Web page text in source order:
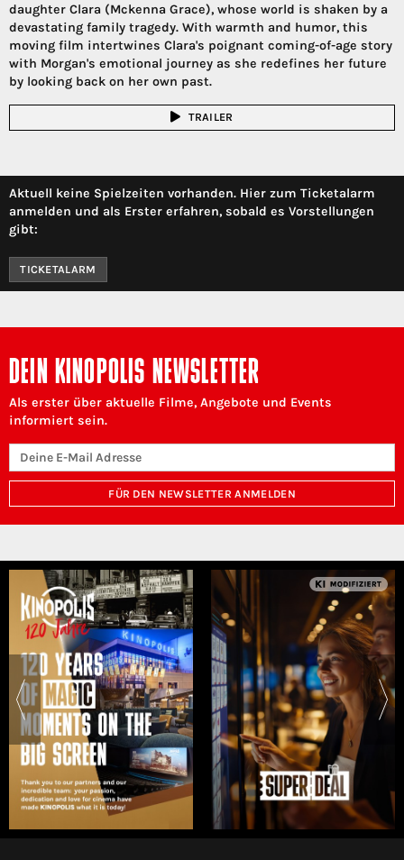
daughter Clara (Mckenna Grace), whose world is shaken by a
devastating family tragedy. With warmth and humor, this
moving film intertwines Clara's poignant coming-of-age story
with Morgan's emotional journey as she redefines her future
by looking back on her own past.
TRAILER
Aktuell keine Spielzeiten vorhanden. Hier zum Ticketalarm
anmelden und als Erster erfahren, sobald es Vorstellungen
gibt:
TICKETALARM
DEIN KINOPOLIS NEWSLETTER
Als erster über aktuelle Filme, Angebote und Events
informiert sein.
FÜR DEN NEWSLETTER ANMELDEN